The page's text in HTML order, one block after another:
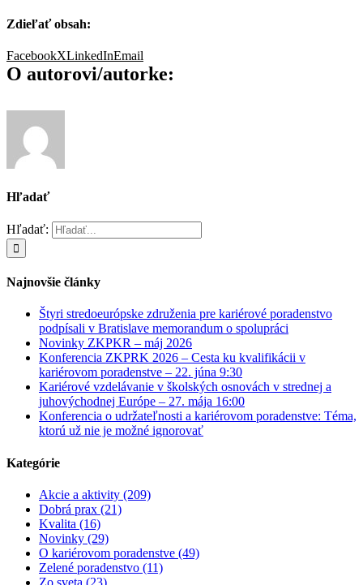
Zdieľať obsah:
FacebookXLinkedInEmail
O autorovi/autorke:
Hľadať
Hľadať:
Najnovšie články
Štyri stredoeurópske združenia pre kariérové poradenstvo
podpísali v Bratislave memorandum o spolupráci
Novinky ZKPKR – máj 2026
Konferencia ZKPRK 2026 – Cesta ku kvalifikácii v
kariérovom poradenstve – 22. júna 9:30
Kariérové vzdelávanie v školských osnovách v strednej a
juhovýchodnej Európe – 27. mája 16:00
Konferencia o udržateľnosti a kariérovom poradenstve: Téma,
ktorú už nie je možné ignorovať
Kategórie
Akcie a aktivity (209)
Dobrá prax (21)
Kvalita (16)
Novinky (29)
O kariérovom poradenstve (49)
Zelené poradenstvo (11)
Zo sveta (23)